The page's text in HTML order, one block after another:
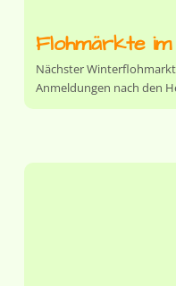
Flohmärkte
Nächster
Anmeldungen nach den